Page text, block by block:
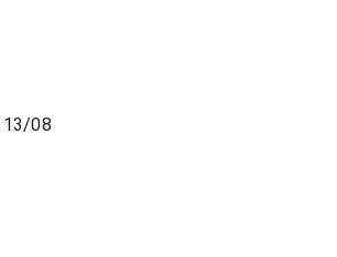
13/08